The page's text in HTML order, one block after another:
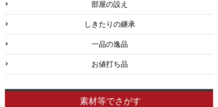
部屋の設え
しきたりの継承
一品の逸品
お値打ち品
素材等でさがす